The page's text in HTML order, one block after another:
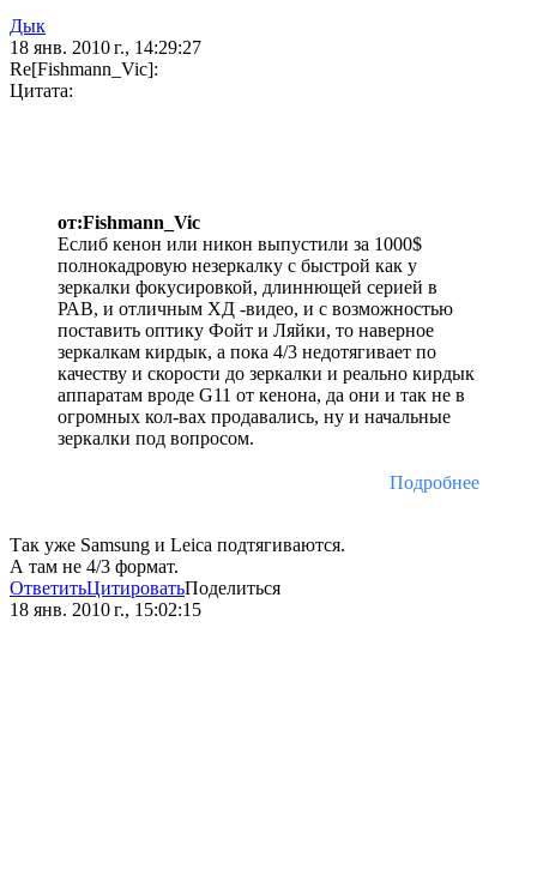
Дык
18 янв. 2010 г., 14:29:27
Re[Fishmann_Vic]:
Цитата:
от:Fishmann_Vic
Еслиб кенон или никон выпустили за 1000$
полнокадровую незеркалку с быстрой как у
зеркалки фокусировкой, длиннющей серией в
РАВ, и отличным ХД -видео, и с возможностью
поставить оптику Фойт и Ляйки, то наверное
зеркалкам кирдык, а пока 4/3 недотягивает по
качеству и скорости до зеркалки и реально кирдык
аппаратам вроде G11 от кенона, да они и так не в
огромных кол-вах продавались, ну и начальные
зеркалки под вопросом.
Подробнее
Так уже Samsung и Leica подтягиваются.
А там не 4/3 формат.
ОтветитьЦитироватьПоделиться
18 янв. 2010 г., 15:02:15